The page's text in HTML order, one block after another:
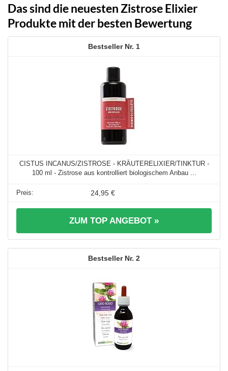
Das sind die neuesten Zistrose Elixier
Produkte mit der besten Bewertung
1
CISTUS INCANUS/ZISTROSE - KRÄUTERELIXIER/TINKTUR -
100 ml - Zistrose aus kontrolliert biologischem Anbau ...
24,95 €
ZUM TOP ANGEBOT »
2